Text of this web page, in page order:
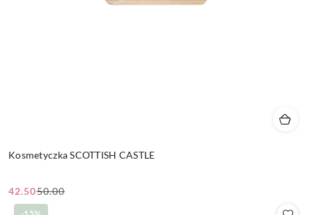
Kosmetyczka SCOTTISH CASTLE
Cena
42.50
Cena
50.00